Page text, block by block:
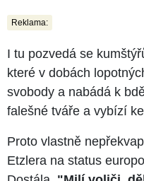
Reklama:
I tu pozvedá se
které v dobách
svobody a nabádá k
falešné tváře a vybízí
Proto vlastně
Etzlera na status